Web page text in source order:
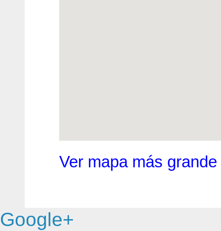
Ver mapa más grande
Google+